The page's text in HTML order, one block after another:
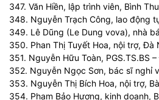
347. Văn Hiền, lập trình viên, Bình
348. Nguyễn Trạch Công, lao động
349. Lê Dũng (Le Dung vova), nhà
350. Phan Thị Tuyết Hoa, nội trợ, Đà
351. Nguyễn Hữu Toàn, PGS.TS.BS
352. Nguyễn Ngọc Sơn, bác sĩ nghỉ
353. Nguyễn Thị Bích Hoa, nội trợ,
354. Phạm Bảo Hương, kinh doanh,